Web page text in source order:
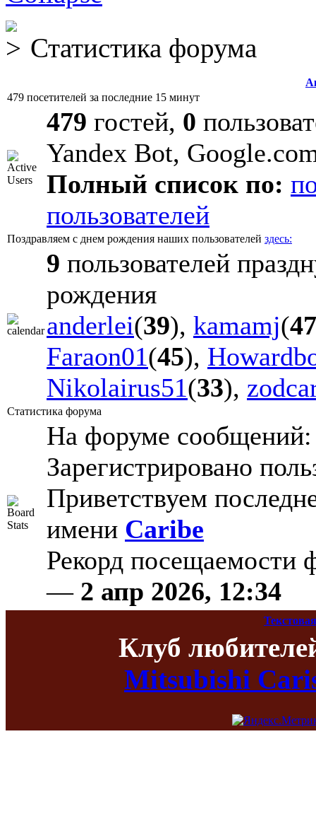
Статистика форума
479 посетителей за последние 15 минут
479 гостей, 0
Yandex Bot,
Полный список по:
пользователей
Поздравляем с днем рождения наших пользователей здесь:
9 пользователей
рождения
anderlei(39), kamamj(47
Faraon01(45),
Nikolairus51(33),
Статистика форума
На форуме
Зарегистрировано
Приветствуем
имени Caribe
Рекорд
— 2 апр 2026, 12:34
Клуб
Mitsubishi